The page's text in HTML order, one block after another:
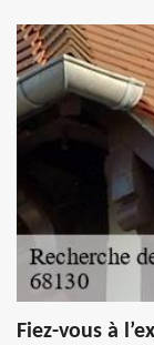
Fiez-vous à